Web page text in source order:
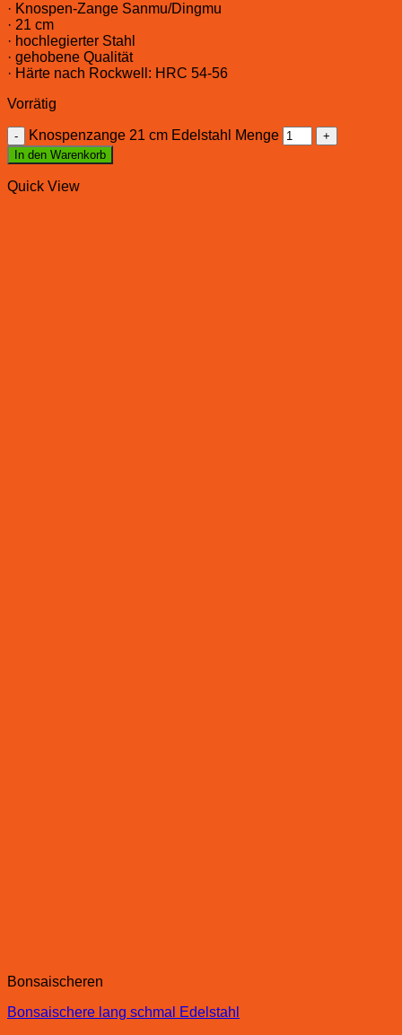
· Knospen-Zange Sanmu/Dingmu
· 21 cm
· hochlegierter Stahl
· gehobene Qualität
· Härte nach Rockwell: HRC 54-56
Vorrätig
Knospenzange 21 cm Edelstahl Menge
In den Warenkorb
Quick View
Bonsaischeren
Bonsaischere lang schmal Edelstahl